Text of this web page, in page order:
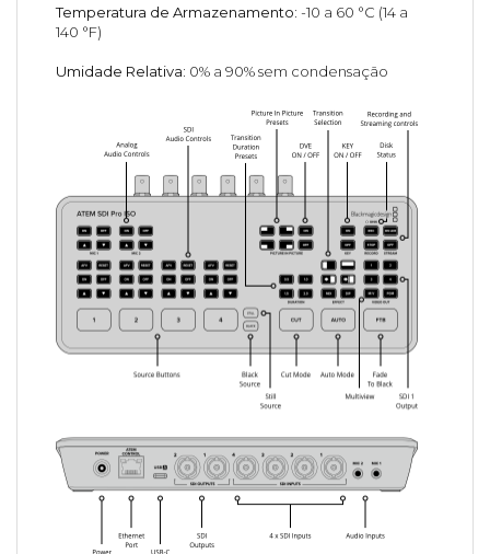
Temperatura de Armazenamento: -10 a 60 °C (14 a
140 °F)
Umidade Relativa: 0% a 90% sem condensação